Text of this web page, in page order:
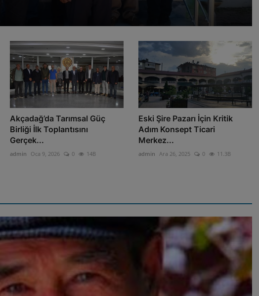
Akçadağ’da Tarımsal Güç
Birliği İlk Toplantısını
Gerçek...
admin Oca 9, 2026 0 14B
Eski Şire Pazarı İçin Kritik
Adım Konsept Ticari
Merkez...
admin Ara 26, 2025 0 11.3B